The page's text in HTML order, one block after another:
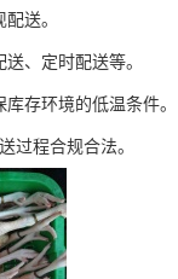
送。
、定时配送等。
存环境的低温条件。
过程合规合法。